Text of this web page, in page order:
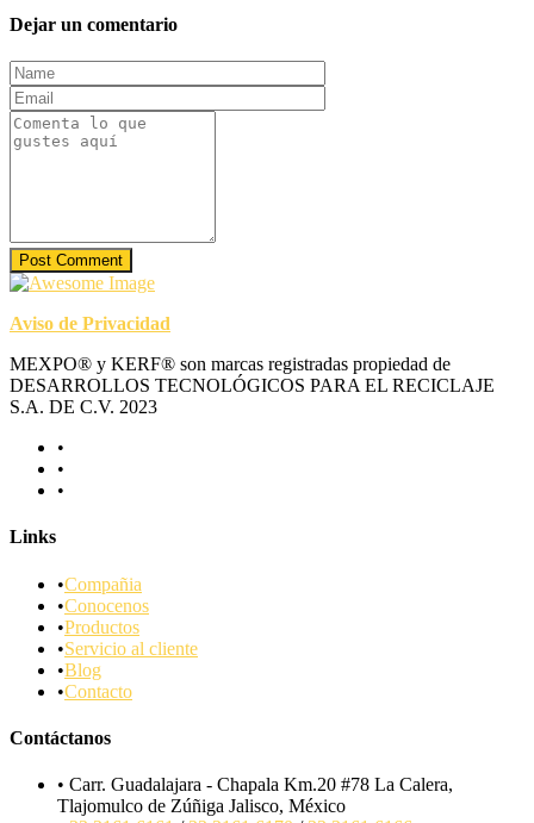
Dejar un comentario
Post Comment
Aviso de Privacidad
MEXPO® y KERF® son marcas registradas propiedad de
DESARROLLOS TECNOLÓGICOS PARA EL RECICLAJE
S.A. DE C.V. 2023
Links
Compañia
Conocenos
Productos
Servicio al cliente
Blog
Contacto
Contáctanos
Carr. Guadalajara - Chapala Km.20 #78 La Calera,
Tlajomulco de Zúñiga Jalisco, México